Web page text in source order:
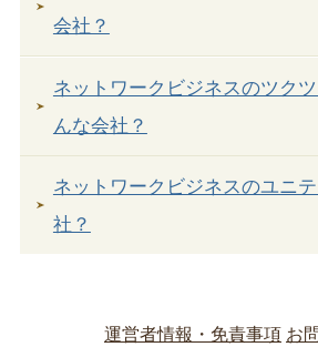
会社？
ネットワークビジネスのツク
んな会社？
ネットワークビジネスのユニ
社？
運営者情報・免責事項 お